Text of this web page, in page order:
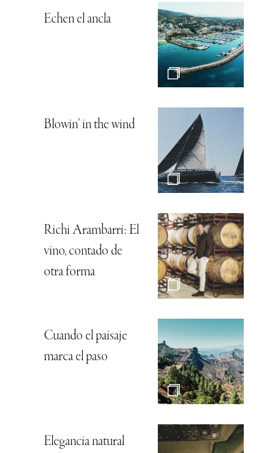
Echen el ancla
Blowin’ in the wind
Richi Arambarri: El
vino, contado de
otra forma
Cuando el paisaje
marca el paso
Elegancia natural